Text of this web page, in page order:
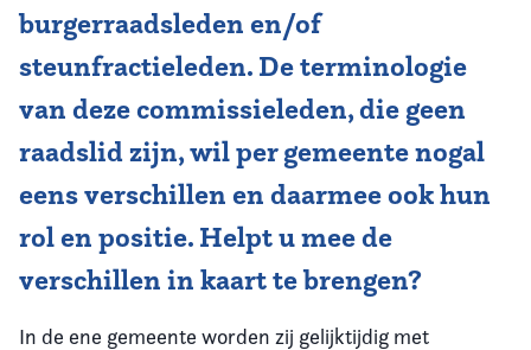
burgerraadsleden en/of
steunfractieleden. De terminologie
van deze commissieleden, die geen
raadslid zijn, wil per gemeente nogal
eens verschillen en daarmee ook hun
rol en positie. Helpt u mee de
verschillen in kaart te brengen?
In de ene gemeente worden zij gelijktijdig met